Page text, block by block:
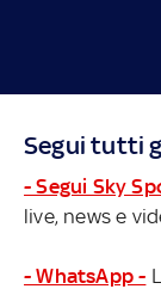
Segui tutti
- Segui Sky
live, news e
- WhatsApp -